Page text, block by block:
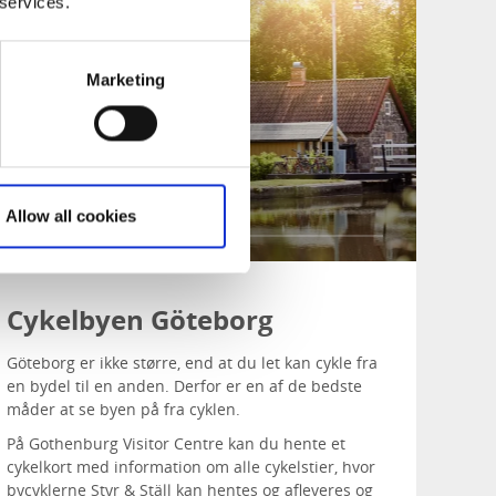
Marketing
Allow all cookies
Kanal
Cykelbyen Göteborg
Göteborg er ikke større, end at du let kan cykle fra
en bydel til en anden. Derfor er en af de bedste
måder at se byen på fra cyklen.
På Gothenburg Visitor Centre kan du hente et
cykelkort med information om alle cykelstier, hvor
bycyklerne Styr & Ställ kan hentes og afleveres og